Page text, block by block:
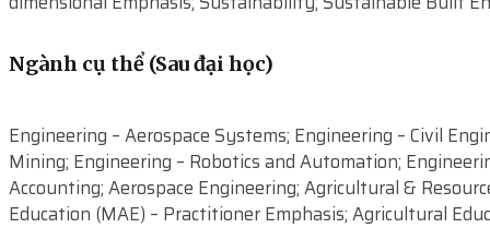
Ngành cụ thể (Sau đại học)
Engineering – Aerospace Systems; Engineering – Civil
Mining; Engineering – Robotics and Automation;
Accounting; Aerospace Engineering; Agricultural &
Education (MAE) – Practitioner Emphasis; Agricultural